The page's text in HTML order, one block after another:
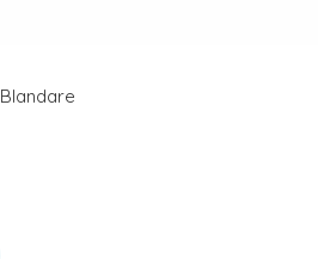
Blandare